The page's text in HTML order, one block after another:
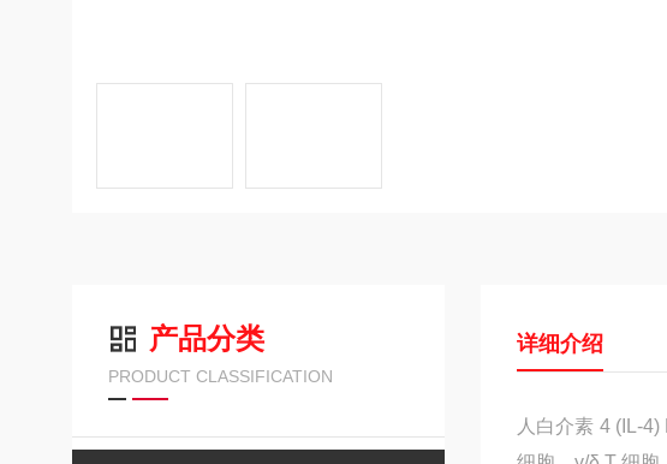
产品分类
PRODUCT CLASSIFICATION
详细介绍
人白介素 4 (IL-